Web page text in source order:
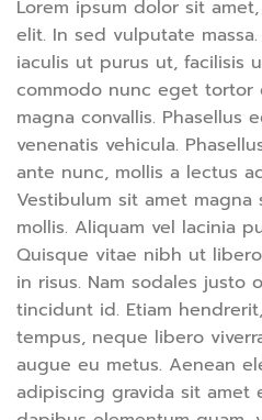
Lorem ipsum dolor sit
elit. In sed vulputate
iaculis ut purus ut, facilisis
commodo nunc eget
magna convallis. Phasellus
venenatis vehicula.
ante nunc, mollis a lectus
Vestibulum sit amet
mollis. Aliquam vel lacinia
Quisque vitae nibh ut
in risus. Nam sodales justo
tincidunt id. Etiam
tempus, neque libero
augue eu metus. Aenean
adipiscing gravida sit amet